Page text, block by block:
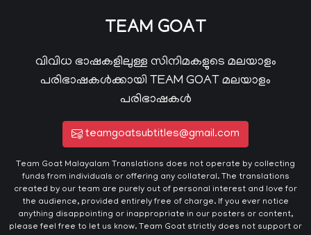
TEAM GOAT
വിവിധ ഭാഷകളിലുള്ള സിനിമകളുടെ മലയാളം
പരിഭാഷകൾക്കായി TEAM GOAT മലയാളം
പരിഭാഷകൾ
teamgoatsubtitles@gmail.com
Team Goat Malayalam Translations does not operate by collecting
funds from individuals or offering any collateral. The translations
created by our team are purely out of personal interest and love for
the audience, provided entirely free of charge. If you ever notice
anything disappointing or inappropriate in our posters or content,
please feel free to let us know. Team Goat strictly does not support or